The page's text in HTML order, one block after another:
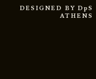
DESIGNED BY DpS
ATHENS